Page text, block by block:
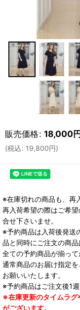
販売価格: 18,000
(税込: 19,800円)
※在庫切れの商品も、再
再入荷希望の際はご希
合せ下さいませ。
※予約商品は入荷後発送
品と同時にご注文の商品
全ての予約商品が揃っ
通常商品のお届け指定
お願いいたします。
※予約商品はご注文後1
※在庫更新のタイムラグ
がございます。